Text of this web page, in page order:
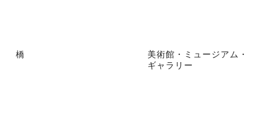
橋
美術館・ミュージアム・
ギャラリー